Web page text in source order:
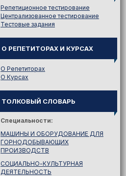
Репетиционное тестирование
Централизованное тестирование
Тестовые задания
О РЕПЕТИТОРАХ И КУРСАХ
О Репетиторах
О Курсах
ТОЛКОВЫЙ СЛОВАРЬ
Специальности:
МАШИНЫ И ОБОРУДОВАНИЕ ДЛЯ
ГОРНОДОБЫВАЮЩИХ
ПРОИЗВОДСТВ
СОЦИАЛЬНО-КУЛЬТУРНАЯ
ДЕЯТЕЛЬНОСТЬ